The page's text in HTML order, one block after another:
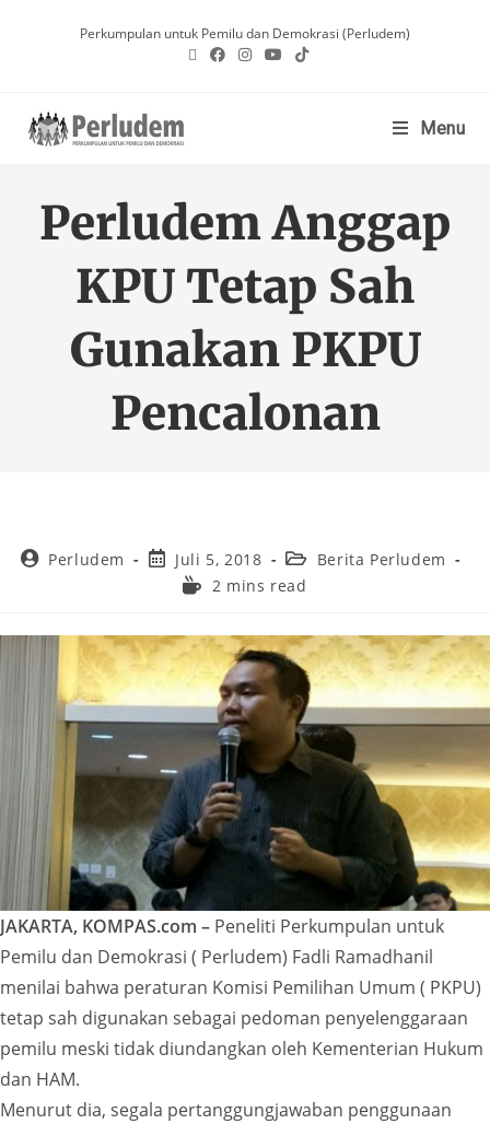
Perkumpulan untuk Pemilu dan Demokrasi (Perludem)
Menu
Perludem Anggap
KPU Tetap Sah
Gunakan PKPU
Pencalonan
Perludem Juli 5, 2018
Berita Perludem
2 mins read
JAKARTA, KOMPAS.com – Peneliti Perkumpulan untuk
Pemilu dan Demokrasi ( Perludem) Fadli Ramadhanil
menilai bahwa peraturan Komisi Pemilihan Umum ( PKPU)
tetap sah digunakan sebagai pedoman penyelenggaraan
pemilu meski tidak diundangkan oleh Kementerian Hukum
dan HAM.
Menurut dia, segala pertanggungjawaban penggunaan